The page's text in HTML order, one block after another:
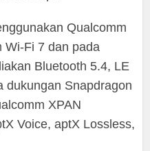
Qualcomm
Wi-Fi 7 dan pada
Bluetooth 5.4, LE
dukungan Snapdragon
XPAN
Voice, aptX Lossless,